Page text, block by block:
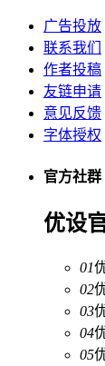
广告投放
联系我们
作者投稿
友链申请
意见反馈
字体授权
官方社群
优设
01
02
03
04
05